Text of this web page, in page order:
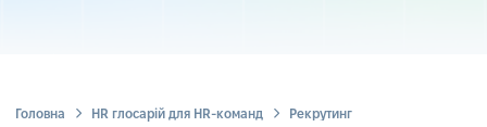
Головна HR глосарій для HR-команд Рекрутинг